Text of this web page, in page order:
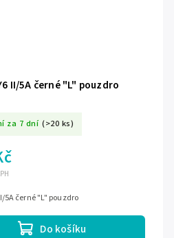
II/5A černé "L" pouzdro
za 7 dní (>20 ks)
Do košíku
5A černé "L" pouzdro